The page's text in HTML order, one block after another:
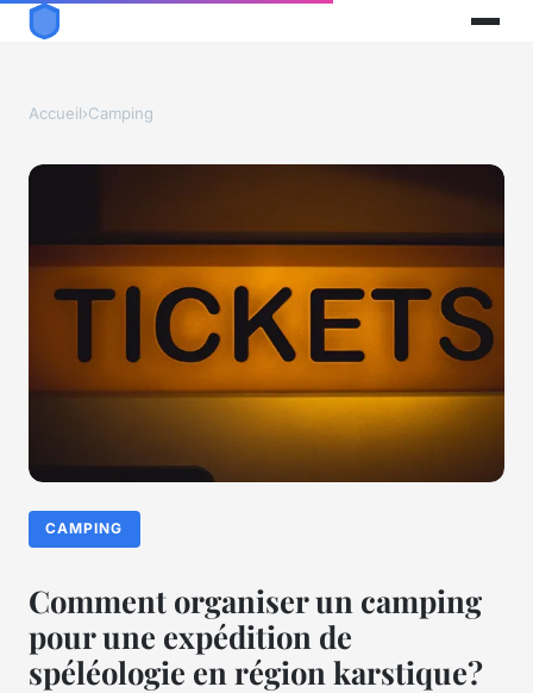
Accueil›Camping
CAMPING
Comment organiser un camping
pour une expédition de
spéléologie en région karstique?